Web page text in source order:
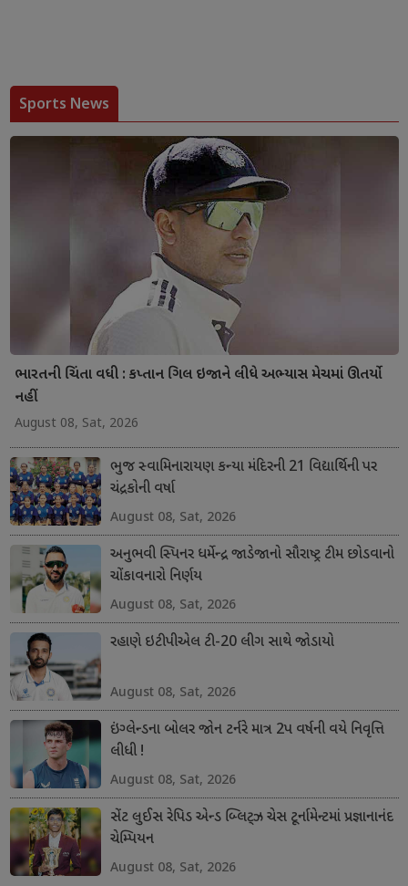
Sports News
ભારતની ચિંતા વધી : કપ્તાન ગિલ ઇજાને લીધે અભ્યાસ મેચમાં ઊતર્યો
નહીં
August 08, Sat, 2026
ભુજ સ્વામિનારાયણ કન્યા મંદિરની 21 વિદ્યાર્થિની પર
ચંદ્રકોની વર્ષા
August 08, Sat, 2026
અનુભવી સ્પિનર ધર્મેન્દ્ર જાડેજાનો સૌરાષ્ટ્ર ટીમ છોડવાનો
ચોંકાવનારો નિર્ણય
August 08, Sat, 2026
રહાણે ઇટીપીએલ ટી-20 લીગ સાથે જોડાયો
August 08, Sat, 2026
ઇંગ્લેન્ડના બોલર જોન ટર્નરે માત્ર 2પ વર્ષની વયે નિવૃત્તિ
લીધી !
August 08, Sat, 2026
સેંટ લુઈસ રેપિડ એન્ડ બ્લિટ્ઝ ચેસ ટૂર્નામેન્ટમાં પ્રજ્ઞાનાનંદ
ચેમ્પિયન
August 08, Sat, 2026